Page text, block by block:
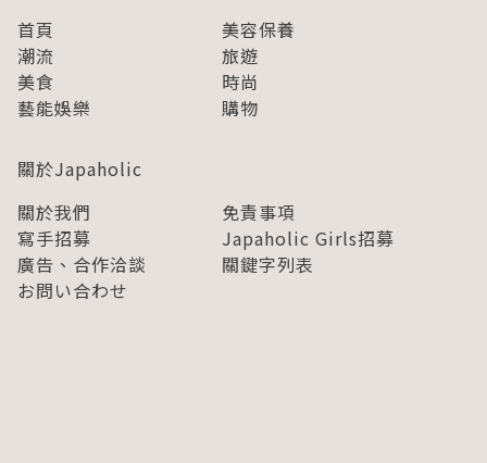
首頁
美容保養
潮流
旅遊
美食
時尚
藝能娛樂
購物
關於Japaholic
關於我們
免責事項
寫手招募
Japaholic Girls招募
廣告、合作洽談
關鍵字列表
お問い合わせ